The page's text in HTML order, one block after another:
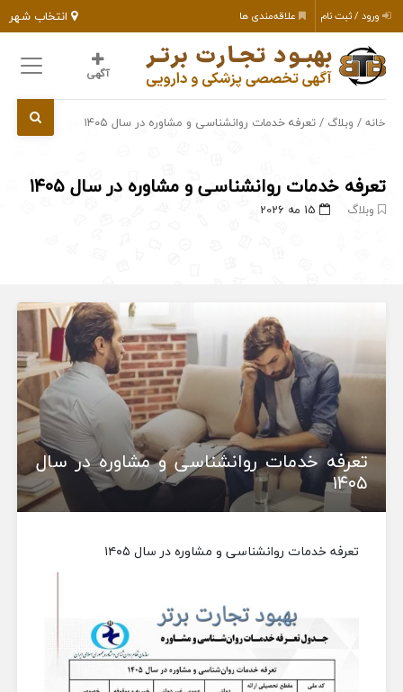
انتخاب شهر ورود / ثبت نام علاقه‌مندی ها
آگهی
خانه / وبلاگ / تعرفه خدمات روانشناسی و مشاوره در سال ۱۴۰۵
تعرفه خدمات روانشناسی و مشاوره در سال ۱۴۰۵
وبلاگ
تعرفه خدمات روانشناسی و مشاوره در سال
۱۴۰۵
تعرفه خدمات روانشناسی و مشاوره در سال ۱۴۰۵